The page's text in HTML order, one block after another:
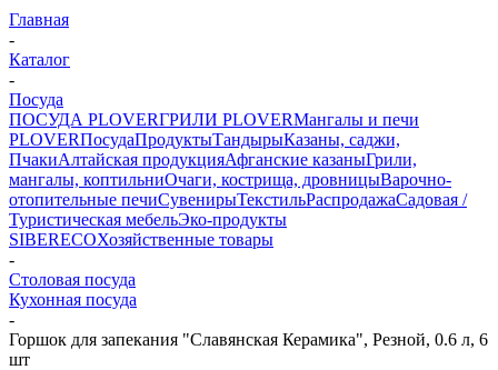
Главная
-
Каталог
-
Посуда
ПОСУДА PLOVERГРИЛИ PLOVERМангалы и печи
PLOVERПосудаПродуктыТандырыКазаны, саджи,
ПчакиАлтайская продукцияАфганские казаныГрили,
мангалы, коптильниОчаги, кострища, дровницыВарочно-
отопительные печиСувенирыТекстильРаспродажаСадовая /
Туристическая мебельЭко-продукты
SIBERECOХозяйственные товары
-
Столовая посуда
Кухонная посуда
-
Горшок для запекания "Славянская Керамика", Резной, 0.6 л, 6
шт